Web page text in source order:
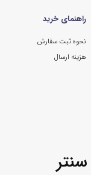
راهنمای خرید
نحوه ثبت سفارش
هزینه ارسال